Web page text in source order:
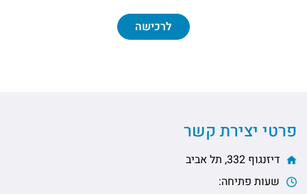
לרכישה
פרטי יצירת קשר
דיזנגוף 332, תל אביב
שעות פתיחה: